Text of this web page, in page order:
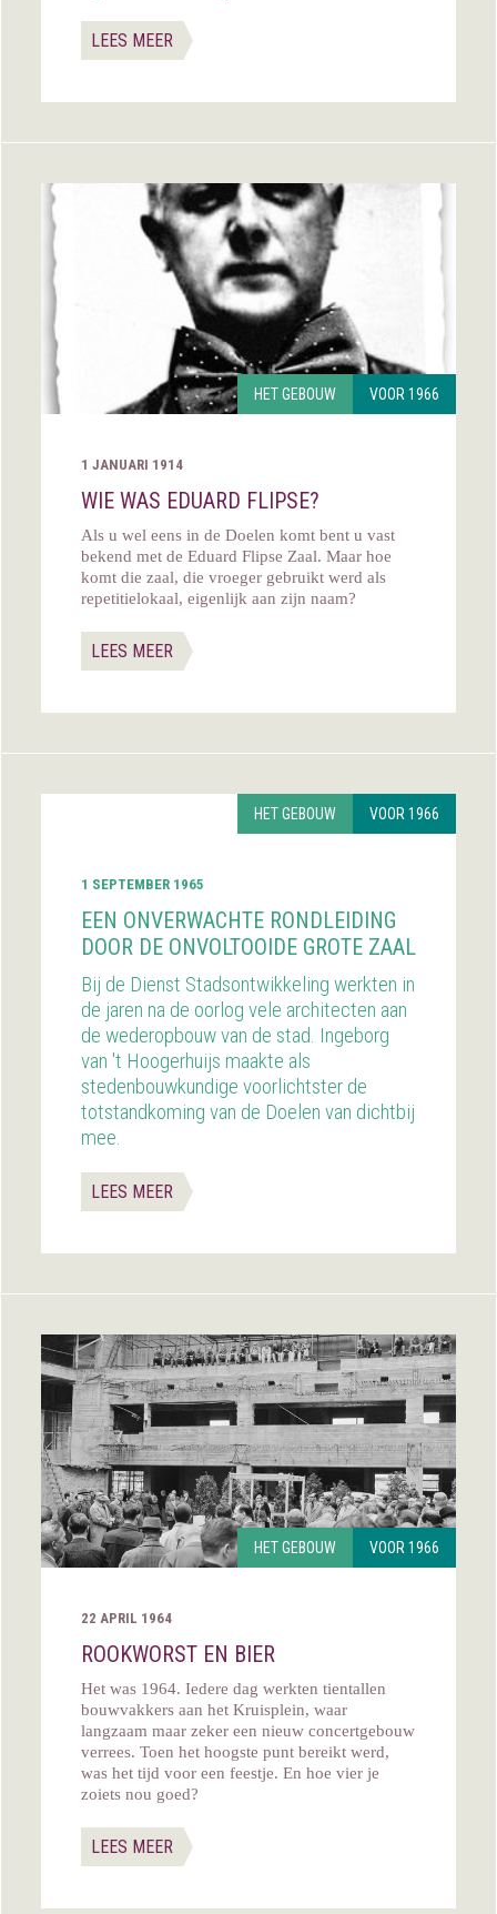
LEES MEER
HET GEBOUW VOOR 1966
1 JANUARI 1914
WIE WAS EDUARD FLIPSE?
Als u wel eens in de Doelen komt bent u vast
bekend met de Eduard Flipse Zaal. Maar hoe
komt die zaal, die vroeger gebruikt werd als
repetitielokaal, eigenlijk aan zijn naam?
LEES MEER
HET GEBOUW VOOR 1966
1 SEPTEMBER 1965
EEN ONVERWACHTE RONDLEIDING
DOOR DE ONVOLTOOIDE GROTE ZAAL
Bij de Dienst Stadsontwikkeling werkten in
de jaren na de oorlog vele architecten aan
de wederopbouw van de stad. Ingeborg
van 't Hoogerhuijs maakte als
stedenbouwkundige voorlichtster de
totstandkoming van de Doelen van dichtbij
mee.
LEES MEER
HET GEBOUW VOOR 1966
22 APRIL 1964
ROOKWORST EN BIER
Het was 1964. Iedere dag werkten tientallen
bouwvakkers aan het Kruisplein, waar
langzaam maar zeker een nieuw concertgebouw
verrees. Toen het hoogste punt bereikt werd,
was het tijd voor een feestje. En hoe vier je
zoiets nou goed?
LEES MEER